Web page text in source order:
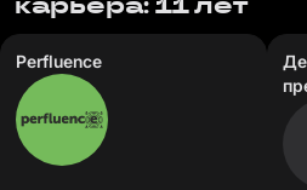
Perfluence